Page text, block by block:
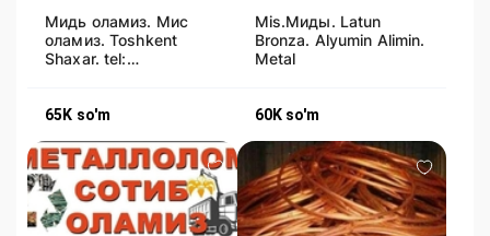
Мидь оламиз. Мис
оламиз. Toshkent
Shaxar. tel:
65K so'm
Mis.Миды. Latun
Bronza. Alyumin Alimin.
Metal
60K so'm